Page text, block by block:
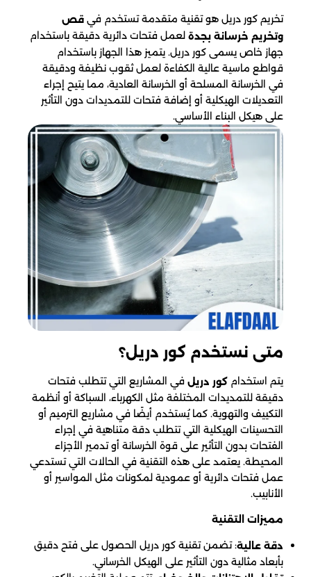
تخريم كور دريل هو تقنية متقدمة تستخدم في قص
وتخريم خرسانة بجدة لعمل فتحات دائرية دقيقة باستخدام
جهاز خاص يسمى كور دريل. يتميز هذا الجهاز باستخدام
قواطع ماسية عالية الكفاءة لعمل ثقوب نظيفة ودقيقة
في الخرسانة المسلحة أو الخرسانة العادية، مما يتيح إجراء
التعديلات الهيكلية أو إضافة فتحات للتمديدات دون التأثير
على هيكل البناء الأساسي.
متى نستخدم كور دريل؟
يتم استخدام كور دريل في المشاريع التي تتطلب فتحات
دقيقة للتمديدات المختلفة مثل الكهرباء، السباكة أو أنظمة
التكييف والتهوية. كما يُستخدم أيضًا في مشاريع الترميم أو
التحسينات الهيكلية التي تتطلب دقة متناهية في إجراء
الفتحات بدون التأثير على قوة الخرسانة أو تدمير الأجزاء
المحيطة. يعتمد على هذه التقنية في الحالات التي تستدعي
عمل فتحات دائرية أو عمودية لمكونات مثل المواسير أو
الأنابيب.
مميزات التقنية
دقة عالية: تضمن تقنية كور دريل الحصول على فتح دقيق
بأبعاد مثالية دون التأثير على الهيكل الخرساني.